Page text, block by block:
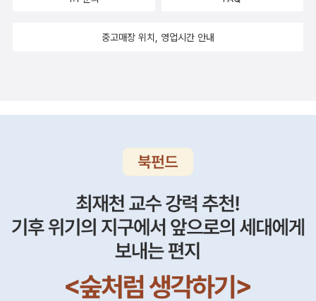
살지만, 거래하는 가게가 문을 닫지 않는 한 지금껏 단골이다.책을 사
우리집을 작은도서관으로 등록했다는 소식을 접하고 책을 62권이나
도.보길도, 제주까지 세번이나 참여할 기회를 준 고마운 출판사다.어
쩌면 내가 아는 출판 관계자 중에 창비 식구들을 제일 많이 만난 듯...
아하는지라 당장 사서 보고 싶다.이번에 나온 [축구하는 여자] 책을
이 많이 나와서, 스포츠에 대해서 재미있고 알기 쉽게 풀어주었으면
수 지음 / 21세기북스(북이십일) / 2010년 3월나도 힘들거나 지칠
같다. 오히려 더욱 사랑을 쏟고 잘해줘야하는데... 아이 역시 '왜 엄마
는 나한테만 화를 내?' 하고 물을 때가 있다. 아직 부족한 엄마라서,
[엄마가 미안해] 책이 오늘따라 눈에 더 들어오는 것일까?군대 이야
기 김종광 지음 / 자음과모음(주) / 2010년 3월남편의 군대 이야기
도 끝이 없는데, 이 책 이야기를 했더니 반기며 주문을 하라고 한다.
중고매장 위치, 영업시간 안내